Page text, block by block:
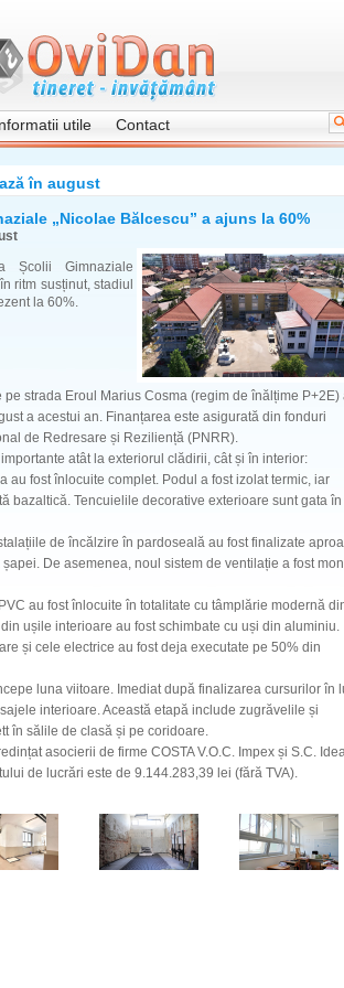
utile Contact
în august
„Nicolae Bălcescu” a ajuns la 60%
Școlii Gimnaziale
ritm susținut, stadiul
la 60%.
strada Eroul Marius Cosma (regim de înălțime P+2E)
a acestui an. Finanțarea este asigurată din fonduri
de Redresare și Reziliență (PNRR).
atât la exteriorul clădirii, cât și în interior:
au fost înlocuite complet. Podul a fost izolat termic, iar
bazaltică. Tencuielile decorative exterioare sunt gata în
de încălzire în pardoseală au fost finalizate
De asemenea, noul sistem de ventilație a fost
au fost înlocuite în totalitate cu tâmplărie modernă
ușile interioare au fost schimbate cu uși din aluminiu.
și cele electrice au fost deja executate pe 50% din
luna viitoare. Imediat după finalizarea cursurilor în
interioare. Această etapă include zugrăvelile și
în sălile de clasă și pe coridoare.
asocierii de firme COSTA V.O.C. Impex și S.C.
de lucrări este de 9.144.283,39 lei (fără TVA).